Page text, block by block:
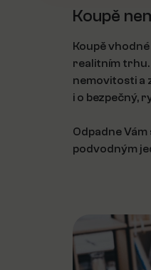
Koupě
Koupě
realitním trhu.
nemovitosti a
i o bezpečný,
Odpadne
podvodným